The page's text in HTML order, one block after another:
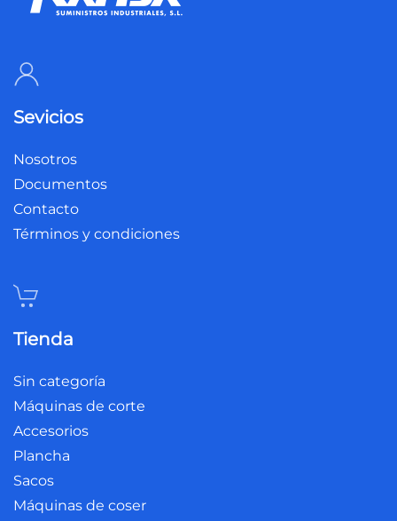
Sevicios
Nosotros
Documentos
Contacto
Términos y condiciones
Tienda
Sin categoría
Máquinas de corte
Accesorios
Plancha
Sacos
Máquinas de coser